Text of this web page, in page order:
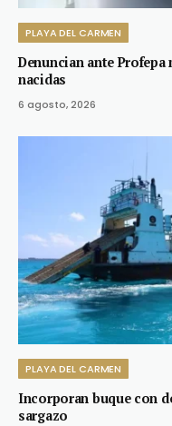
PLAYA DEL CARMEN
Denuncian ante
nacidas
6 agosto, 2026
PLAYA DEL CARMEN
Incorporan buque con
sargazo